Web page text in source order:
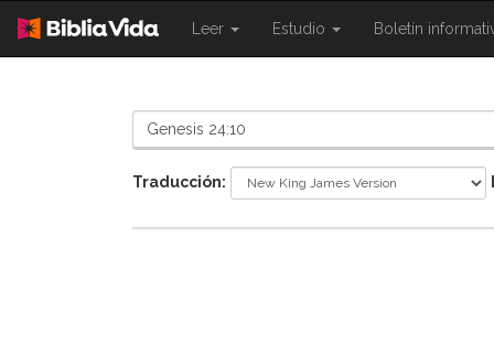
Leer
{{
Estudio
{{
Boletín
Traducción: